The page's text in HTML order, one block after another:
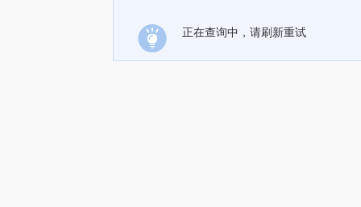
正在查询中，请刷新重试